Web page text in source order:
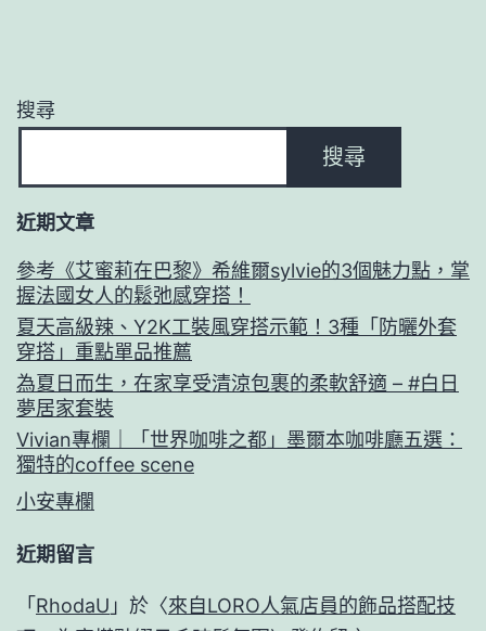
搜尋
搜尋
近期文章
參考《艾蜜莉在巴黎》希維爾sylvie的3個魅力點，掌
握法國女人的鬆弛感穿搭！
夏天高級辣、Y2K工裝風穿搭示範！3種「防曬外套
穿搭」重點單品推薦
為夏日而生，在家享受清涼包裹的柔軟舒適 – #白日
夢居家套裝
Vivian專欄｜「世界咖啡之都」墨爾本咖啡廳五選：
獨特的coffee scene
小安專欄
近期留言
「 RhodaU 」於〈來自LORO人氣店員的飾品搭配技